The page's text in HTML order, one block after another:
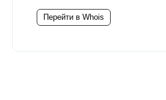
Перейти в Whois